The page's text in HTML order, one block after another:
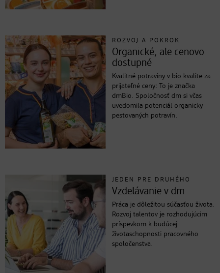
ROZVOJ A POKROK
Organické, ale cenovo
dostupné
Kvalitné potraviny v bio kvalite za
prijateľné ceny: To je značka
dmBio. Spoločnosť dm si včas
uvedomila potenciál organicky
pestovaných potravín.
JEDEN PRE DRUHÉHO
Vzdelávanie v dm
Práca je dôležitou súčasťou života.
Rozvoj talentov je rozhodujúcim
príspevkom k budúcej
životaschopnosti pracovného
spoločenstva.